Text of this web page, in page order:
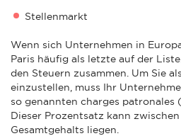
Stellenmarkt
Wenn sich Unternehmen in
Paris häufig als letzte auf der
den Steuern zusammen. Um Sie
einzustellen, muss Ihr
so genannten charges patronales
Dieser Prozentsatz kann
Gesamtgehalts liegen.